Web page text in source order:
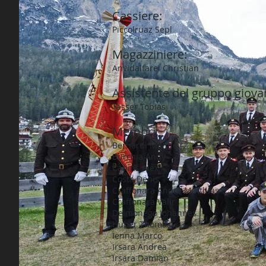
Cassiere:
Piccolruaz Sepl
Magazziniere:
Anvidalfarei Christian
Assistente del gruppo
Tasser Tobias
Membri:
Bernardi Manuel
Burchia Andy
Canins Alex
Costa Denis
Craffonara Andrè Matthias
Craffonara Valir
Delmonego Johannes
Huber Thomas
Ienna Marco
Irsara Andrea
Irsara Damian